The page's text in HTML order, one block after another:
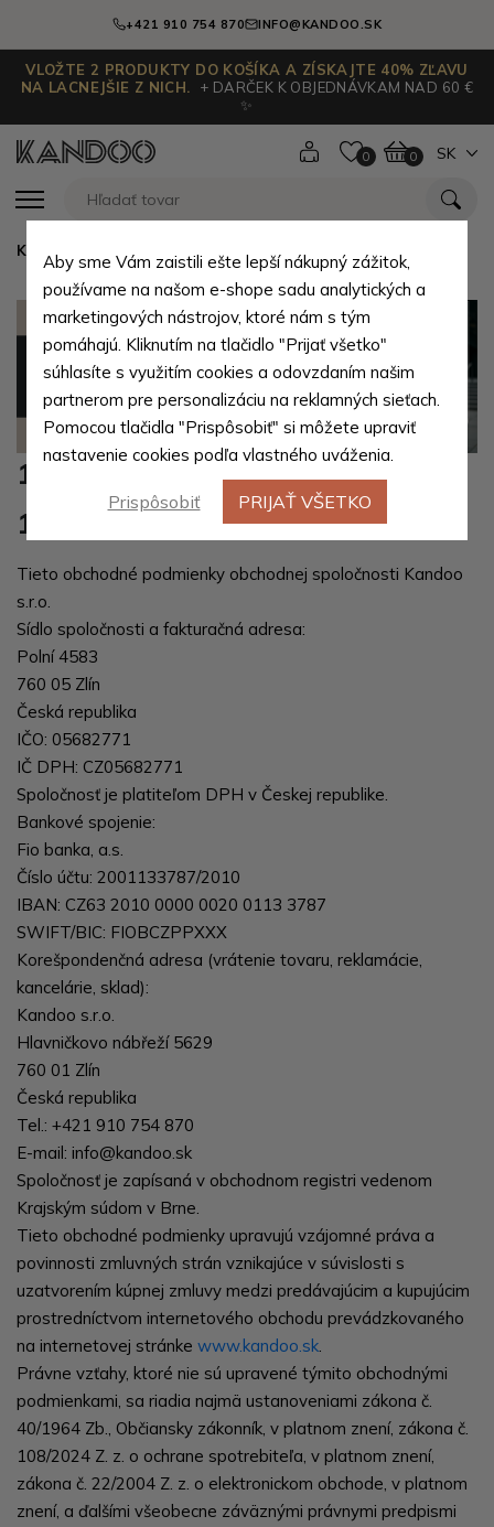
+421 910 754 870 INFO@KANDOO.SK
VLOŽTE 2 PRODUKTY DO KOŠÍKA A ZÍSKAJTE 40% ZĽAVU
NA LACNEJŠIE Z NICH.
+ DARČEK K OBJEDNÁVKAM NAD 60 €
✨
0 0 SK
Kandoo.sk
1. VŠEOBECNÉ USTANOVENIA
1.1.
Tieto obchodné podmienky obchodnej spoločnosti Kandoo
s.r.o.
Sídlo spoločnosti a fakturačná adresa:
Polní 4583
760 05 Zlín
Česká republika
IČO: 05682771
IČ DPH: CZ05682771
Spoločnosť je platiteľom DPH v Českej republike.
Bankové spojenie:
Fio banka, a.s.
Číslo účtu: 2001133787/2010
IBAN: CZ63 2010 0000 0020 0113 3787
SWIFT/BIC: FIOBCZPPXXX
Korešpondenčná adresa (vrátenie tovaru, reklamácie,
kancelárie, sklad):
Kandoo s.r.o.
Hlavničkovo nábřeží 5629
760 01 Zlín
Česká republika
Tel.: +421 910 754 870
E-mail: info@kandoo.sk
Spoločnosť je zapísaná v obchodnom registri vedenom
Krajským súdom v Brne.
Tieto obchodné podmienky upravujú vzájomné práva a
povinnosti zmluvných strán vznikajúce v súvislosti s
uzatvorením kúpnej zmluvy medzi predávajúcim a kupujúcim
prostredníctvom internetového obchodu prevádzkovaného
na internetovej stránke www.kandoo.sk.
Právne vzťahy, ktoré nie sú upravené týmito obchodnými
podmienkami, sa riadia najmä ustanoveniami zákona č.
40/1964 Zb., Občiansky zákonník, v platnom znení, zákona č.
108/2024 Z. z. o ochrane spotrebiteľa, v platnom znení,
zákona č. 22/2004 Z. z. o elektronickom obchode, v platnom
znení, a ďalšími všeobecne záväznými právnymi predpismi
Aby sme Vám zaistili ešte lepší nákupný zážitok,
používame na našom e-shope sadu analytických a
marketingových nástrojov, ktoré nám s tým
pomáhajú. Kliknutím na tlačidlo "Prijať všetko"
súhlasíte s využitím cookies a odovzdaním našim
partnerom pre personalizáciu na reklamných sieťach.
Pomocou tlačidla "Prispôsobiť" si môžete upraviť
nastavenie cookies podľa vlastného uváženia.
Prispôsobiť PRIJAŤ VŠETKO